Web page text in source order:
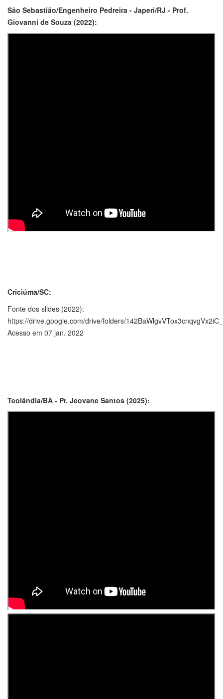
São Sebastião/Engenheiro Pedreira - Japeri/RJ - Prof.
Giovanni de Souza (2022):
Criciúma/SC:
Fonte dos slides (2022):
https://drive.google.com/drive/folders/
Acesso em 07 jan. 2022
Teolândia/BA - Pr. Jeovane Santos (2025):